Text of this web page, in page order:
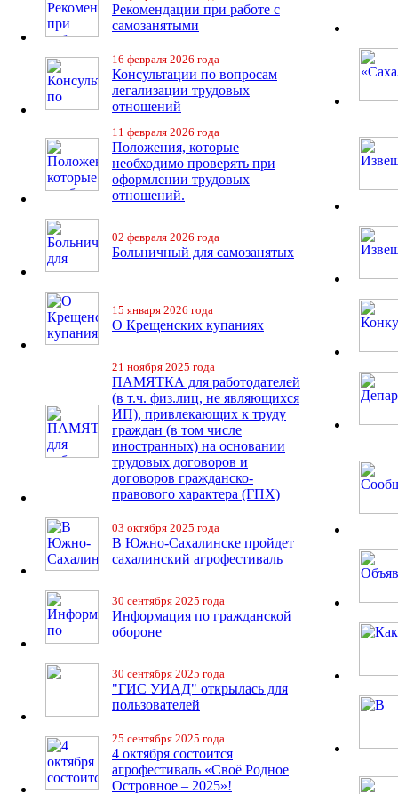
Рекомендации при работе с
самозанятыми
16 февраля 2026 года
Консультации по вопросам
легализации трудовых
отношений
11 февраля 2026 года
Положения, которые
необходимо проверять при
оформлении трудовых
отношений.
02 февраля 2026 года
Больничный для самозанятых
15 января 2026 года
О Крещенских купаниях
21 ноября 2025 года
ПАМЯТКА для работодателей
(в т.ч. физ.лиц, не являющихся
ИП), привлекающих к труду
граждан (в том числе
иностранных) на основании
трудовых договоров и
договоров гражданско-
правового характера (ГПХ)
03 октября 2025 года
В Южно-Сахалинске пройдет
сахалинский агрофестиваль
30 сентября 2025 года
Информация по гражданской
обороне
30 сентября 2025 года
"ГИС УИАД" открылась для
пользователей
25 сентября 2025 года
4 октября состоится
агрофестиваль «Своё Родное
Островное – 2025»!